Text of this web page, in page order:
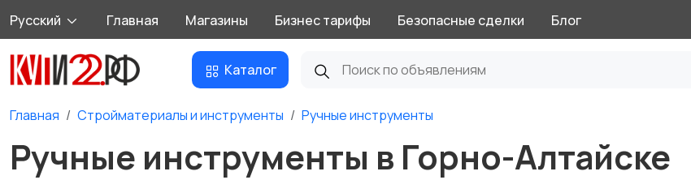
Русский Главная Магазины Бизнес тарифы Безопасные сделки Блог
Каталог
Главная Стройматериалы и инструменты Ручные инструменты
Ручные инструменты в Горно-Алтайске